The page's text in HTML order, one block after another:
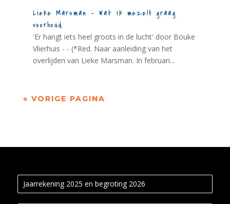
Lieke Marsman – Wat ik mezelf graag
voorhoud
'Er hangt iets heel groots in de lucht' door Bouke
Vlierhuis - - (*Red. Naar aanleiding van het
overlijden van Lieke Marsman. In februari...
« VORIGE PAGINA
Jaarrekening 2025 en begroting 2026